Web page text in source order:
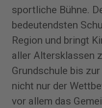
sportliche Bühne.
bedeutendsten
Region und bringt
aller Altersklassen
Grundschule bis
nicht nur der
vor allem das